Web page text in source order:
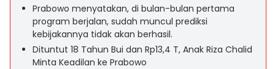
Prabowo menyatakan, di bulan-bulan pertama
program berjalan, sudah muncul prediksi
kebijakannya tidak akan berhasil.
Dituntut 18 Tahun Bui dan Rp13,4 T, Anak Riza Chalid
Minta Keadilan ke Prabowo